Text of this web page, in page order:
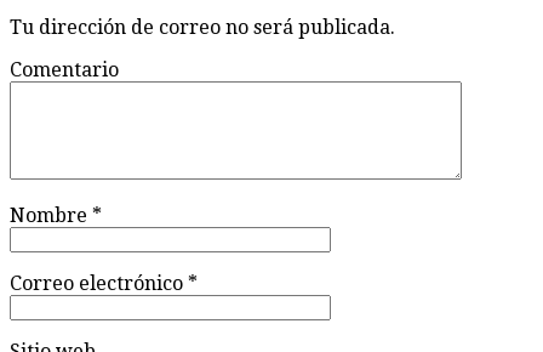
Tu dirección de correo no será publicada.
Comentario
Nombre *
Correo electrónico *